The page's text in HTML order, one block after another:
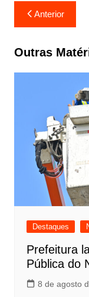
Navegação
de
Post
Anterior
Outras
Destaques
Prefeitura
Pública do
8 de agosto